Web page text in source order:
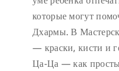
которые могут
Дхармы. В
— краски, кисти и
Ца-Ца — как